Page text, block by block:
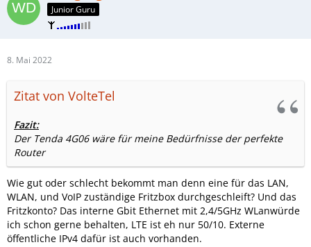
Junior Guru
8. Mai 2022
Zitat von VolteTel
Fazit:
Der Tenda 4G06 wäre für meine Bedürfnisse der perfekte
Router
Wie gut oder schlecht bekommt man denn eine für das LAN,
WLAN, und VoIP zuständige Fritzbox durchgeschleift? Und das
Fritzkonto? Das interne Gbit Ethernet mit 2,4/5GHz WLanwürde
ich schon gerne behalten, LTE ist eh nur 50/10. Externe
öffentliche IPv4 dafür ist auch vorhanden.